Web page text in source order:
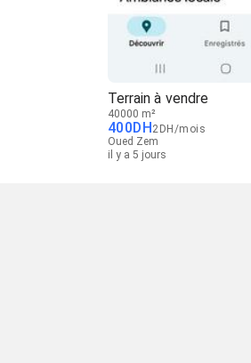
Terrain à vendre
40000 m²
400DH2 DH /mois
Oued Zem
il y a 5 jours